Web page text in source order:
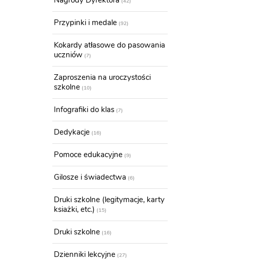
Przypinki i medale 92
Kokardy atłasowe do pasowania
uczniów 7
Zaproszenia na uroczystości
szkolne 10
Infografiki do klas 7
Dedykacje 16
Pomoce edukacyjne 9
Gilosze i świadectwa 6
Druki szkolne (legitymacje, karty
ksiażki, etc.)
15
Druki szkolne 16
Dzienniki lekcyjne 27